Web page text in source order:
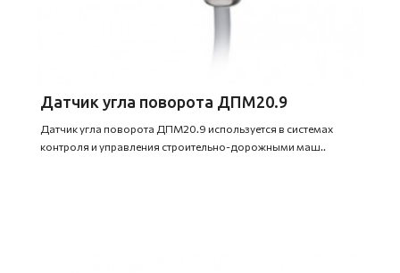
Датчик угла поворота ДПМ20.9
Датчик угла поворота ДПМ20.9 используется в системах
контроля и управления строительно-дорожными маш..